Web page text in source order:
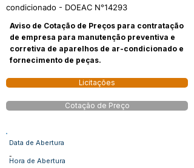
condicionado - DOEAC N°14293
Aviso de Cotação de Preços para contratação
de empresa para manutenção preventiva e
corretiva de aparelhos de ar-condicionado e
fornecimento de peças.
Licitações
Cotação de Preço
Data de Abertura
-
Hora de Abertura